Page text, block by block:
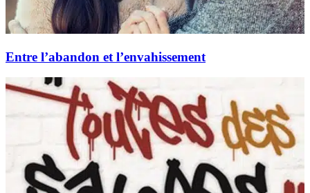
Entre l’abandon et l’envahissement